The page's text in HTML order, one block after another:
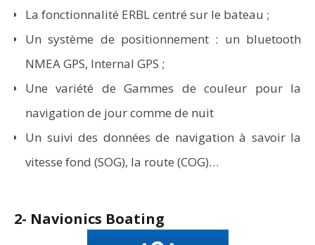
La fonctionnalité ERBL centré sur le bateau ;
Un système de positionnement : un bluetooth
NMEA GPS, Internal GPS ;
Une variété de Gammes de couleur pour la
navigation de jour comme de nuit
Un suivi des données de navigation à savoir la
vitesse fond (SOG), la route (COG)…
2- Navionics Boating